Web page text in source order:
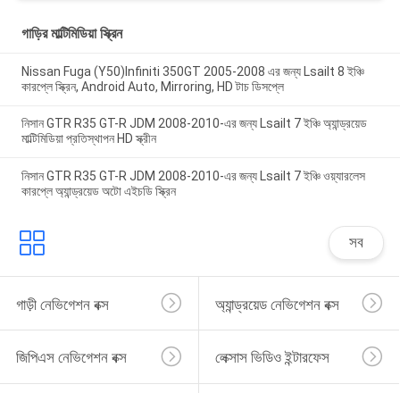
গাড়ির মাল্টিমিডিয়া স্ক্রিন
Nissan Fuga (Y50)Infiniti 350GT 2005-2008 এর জন্য Lsailt 8 ইঞ্চি
কারপ্লে স্ক্রিন, Android Auto, Mirroring, HD টাচ ডিসপ্লে
নিসান GTR R35 GT-R JDM 2008-2010-এর জন্য Lsailt 7 ইঞ্চি অ্যান্ড্রয়েড
মাল্টিমিডিয়া প্রতিস্থাপন HD স্ক্রীন
নিসান GTR R35 GT-R JDM 2008-2010-এর জন্য Lsailt 7 ইঞ্চি ওয়্যারলেস
কারপ্লে অ্যান্ড্রয়েড অটো এইচডি স্ক্রিন
সব
গাড়ী নেভিগেশন বক্স অ্যান্ড্রয়েড নেভিগেশন বক্স
জিপিএস নেভিগেশন বক্স লেক্সাস ভিডিও ইন্টারফেস